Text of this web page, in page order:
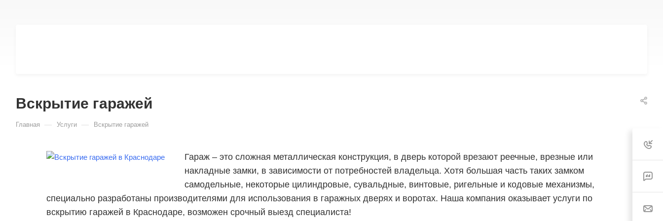
Вскрытие гаражей
Главная — Услуги — Вскрытие гаражей
Гараж – это сложная металлическая конструкция, в дверь которой врезают реечные, врезные или
накладные замки, в зависимости от потребностей владельца. Хотя большая часть таких замком
самодельные, некоторые цилиндровые, сувальдные, винтовые, ригельные и кодовые механизмы,
специально разработаны производителями для использования в гаражных дверях и воротах. Наша компания оказывает услуги по
вскрытию гаражей в Краснодаре, возможен срочный выезд специалиста!